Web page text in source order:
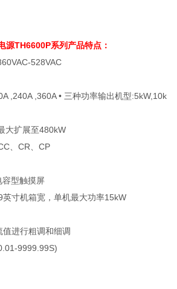
源TH6600P系列产品特点：
528VAC
,240A ,360A• 三种功率输出机型:5kW,10k
大扩展至480kW
、CR 、CP
容型触摸屏
英寸机箱宽，单机最大功率15kW
值进行粗调和细调
9999.99S)